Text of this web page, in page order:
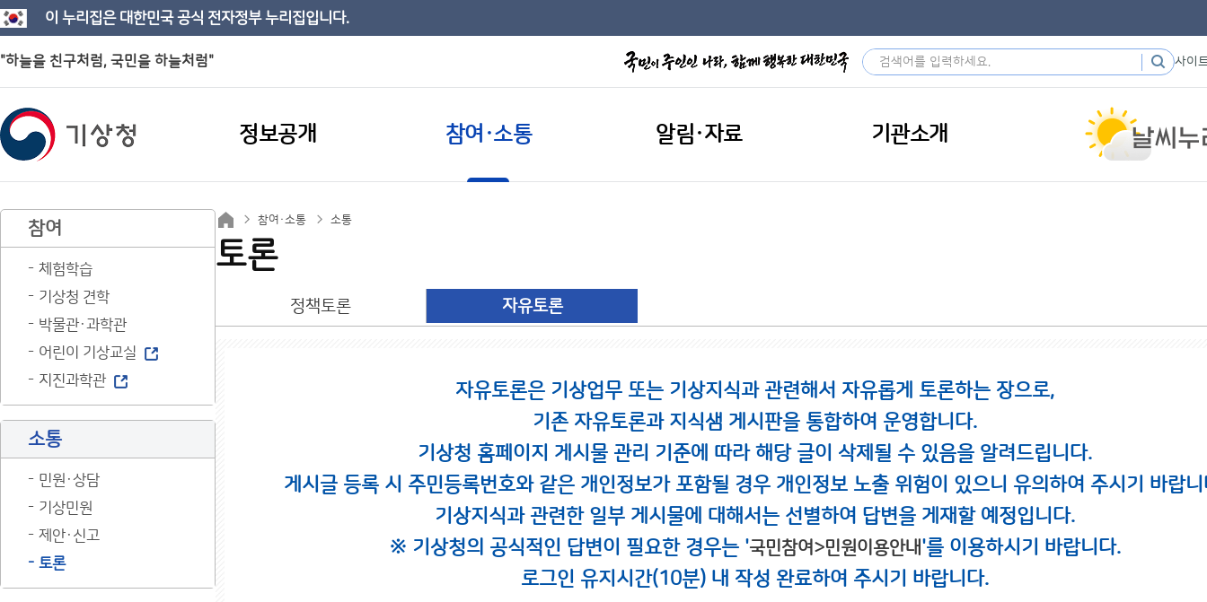
이 누리집은 대한민국 공식 전자정부 누리집입니다.
"하늘을 친구처럼, 국민을 하늘처럼" 사이
정보공개 참여·소통 알림·자료 기관소개
참여
체험학습
기상청 견학
박물관·과학관
어린이 기상교실
지진과학관
소통
민원·상담
기상민원
제안·신고
토론
참여·소통 소통
토론
정책토론 자유토론
자유토론은 기상업무 또는 기상지식과 관련해서 자유롭게 토론하는 장으로,
기존 자유토론과 지식샘 게시판을 통합하여 운영합니다.
기상청 홈페이지 게시물 관리 기준에 따라 해당 글이 삭제될 수 있음을 알려드립니다.
게시글 등록 시 주민등록번호와 같은 개인정보가 포함될 경우 개인정보 노출 위험이 있으니 유의하여 주시기 바랍니
기상지식과 관련한 일부 게시물에 대해서는 선별하여 답변을 게재할 예정입니다.
※ 기상청의 공식적인 답변이 필요한 경우는 '국민참여>민원이용안내'를 이용하시기 바랍니다.
로그인 유지시간(10분) 내 작성 완료하여 주시기 바랍니다.